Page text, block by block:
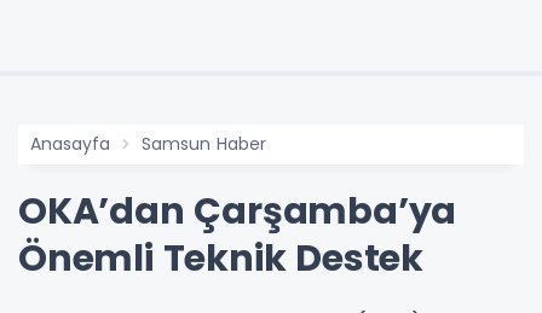
Anasayfa Samsun Haber
OKA’dan Çarşamba’ya
Önemli Teknik Destek